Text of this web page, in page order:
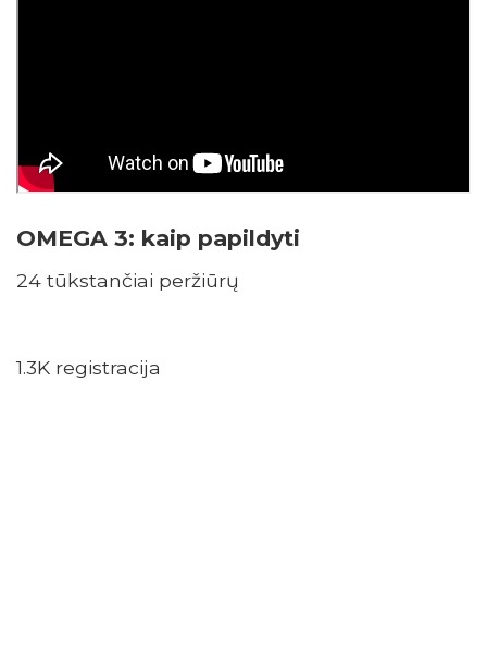
OMEGA 3: kaip papildyti
24 tūkstančiai peržiūrų
1.3K registracija